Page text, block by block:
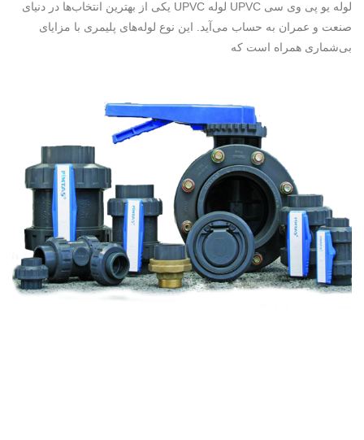
لوله یو پی وی سی UPVC لوله UPVC یکی از بهترین انتخاب‌ها در دنیای
صنعت و عمران به حساب می‌آید. این نوع لوله‌های پلیمری با مزایای
بی‌شماری همراه است که